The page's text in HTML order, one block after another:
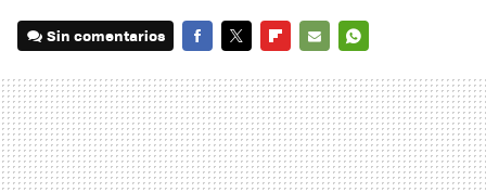
Sin comentarios
MAIL